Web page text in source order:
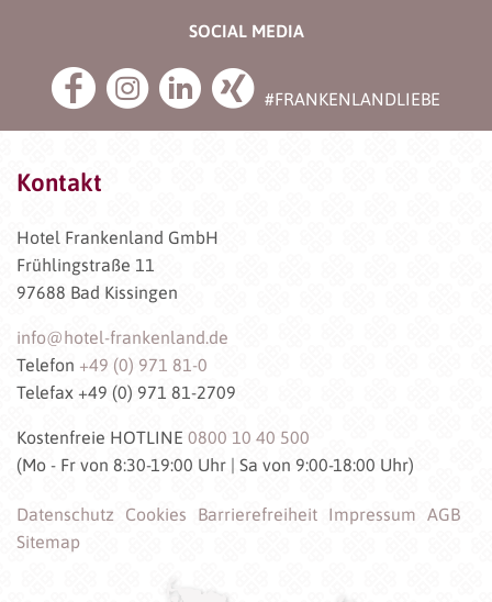
SOCIAL MEDIA
#FRANKENLANDLIEBE
Kontakt
Hotel Frankenland GmbH
Frühlingstraße 11
97688 Bad Kissingen
info@hotel-frankenland.de
Telefon +49 (0) 971 81-0
Telefax +49 (0) 971 81-2709
Kostenfreie HOTLINE 0800 10 40 500
(Mo - Fr von 8:30-19:00 Uhr | Sa von 9:00-18:00 Uhr)
Datenschutz Cookies Barrierefreiheit Impressum
AGB
Sitemap